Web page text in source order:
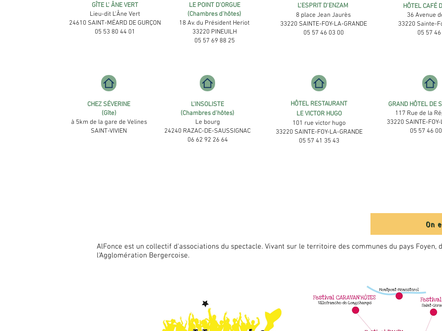
​GÎTE L' ÂNE VERT
Lieu-dit L'Âne Vert
24610 SAINT-MÉARD DE GURÇON
05 53 80 44 01
LE POINT D'ORGUE
(Chambres d'hôtes)
18 Av. du Président Heriot
33220 PINEUILH
05 57 69 88 25
L'ESPRIT D'ENZAM
8 place Jean Jaurès
33220 SAINTE-FOY-LA-GRANDE
05 57 46 03 00
HÔTEL CAFÉ
36 Avenue
33220 Sainte-
05 57
CHEZ SÉVERINE
(Gîte)
à 5km de la gare de Velines
SAINT-VIVIEN
L'INSOLISTE
(Chambres d'hôtes)
Le bourg
24240 RAZAC-DE-SAUSSIGNAC
06 62 92 26 64
HÔTEL RESTAURANT
LE VICTOR HUGO
101 rue victor hugo
33220 SAINTE-FOY-LA-GRANDE
05 57 41 35 43
GRAND HÔTEL DE
117 Rue de la
33220 SAINTE-
05 57 46
On
AlFonce est un collectif d'associations du spectacle. Vivant sur le territoire des communes du pays Foyen,
l'Agglomération Bergercoise.